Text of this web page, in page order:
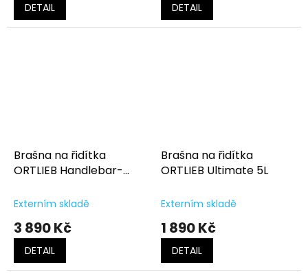
DETAIL DETAIL
Brašna na řidítka
ORTLIEB Handlebar-
Externím skladě
3 890 Kč
DETAIL
Brašna na řidítka
ORTLIEB Ultimate 5L
Externím skladě
1 890 Kč
DETAIL